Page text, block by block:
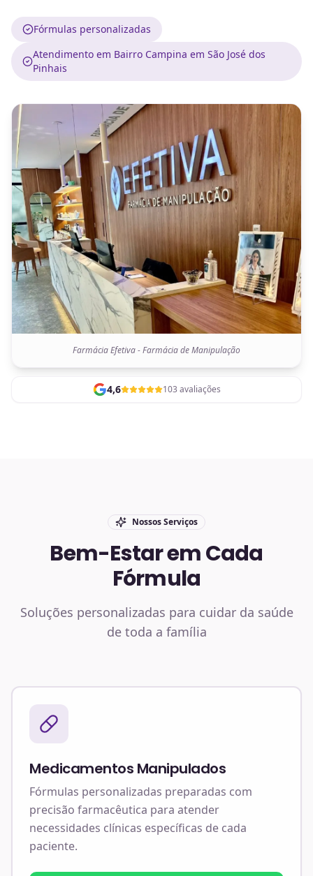
Fórmulas personalizadas
Atendimento em Bairro Campina em São José dos
Pinhais
Farmácia Efetiva - Farmácia de Manipulação
4,6 103 avaliações
Nossos Serviços
Bem-Estar em Cada
Fórmula
Soluções personalizadas para cuidar da saúde
de toda a família
Medicamentos Manipulados
Fórmulas personalizadas preparadas com
precisão farmacêutica para atender
necessidades clínicas específicas de cada
paciente.